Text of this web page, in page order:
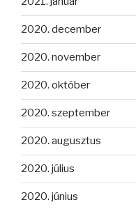
2020. december
2020. november
2020. október
2020. szeptember
2020. augusztus
2020. július
2020. június